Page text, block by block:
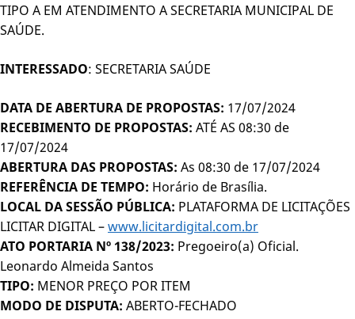
TIPO A EM ATENDIMENTO A SECRETARIA MUNICIPAL DE
SAÚDE.
INTERESSADO: SECRETARIA SAÚDE
DATA DE ABERTURA DE PROPOSTAS: 17/07/2024
RECEBIMENTO DE PROPOSTAS: ATÉ AS 08:30 de
17/07/2024
ABERTURA DAS PROPOSTAS: As 08:30 de 17/07/2024
REFERÊNCIA DE TEMPO: Horário de Brasília.
LOCAL DA SESSÃO PÚBLICA: PLATAFORMA DE LICITAÇÕES
LICITAR DIGITAL –www.licitardigital.com.br
ATO PORTARIA Nº 138/2023: Pregoeiro(a) Oficial.
Leonardo Almeida Santos
TIPO: MENOR PREÇO POR ITEM
MODO DE DISPUTA: ABERTO-FECHADO